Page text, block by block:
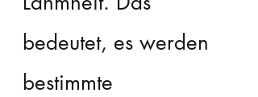
bedeutet, es werden
bestimmte